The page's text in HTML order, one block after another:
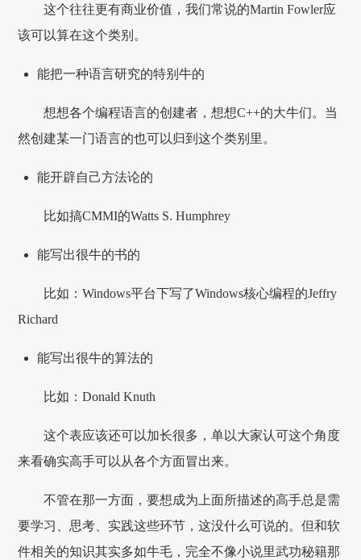
这个往往更有商业价值，我们常说的Martin Fowler应
该可以算在这个类别。
能把一种语言研究的特别牛的
想想各个编程语言的创建者，想想C++的大牛们。当
然创建某一门语言的也可以归到这个类别里。
能开辟自己方法论的
比如搞CMMI的Watts S. Humphrey
能写出很牛的书的
比如：Windows平台下写了Windows核心编程的Jeffry
Richard
能写出很牛的算法的
比如：Donald Knuth
这个表应该还可以加长很多，单以大家认可这个角度
来看确实高手可以从各个方面冒出来。
不管在那一方面，要想成为上面所描述的高手总是需
要学习、思考、实践这些环节，这没什么可说的。但和软
件相关的知识其实多如牛毛，完全不像小说里武功秘籍那